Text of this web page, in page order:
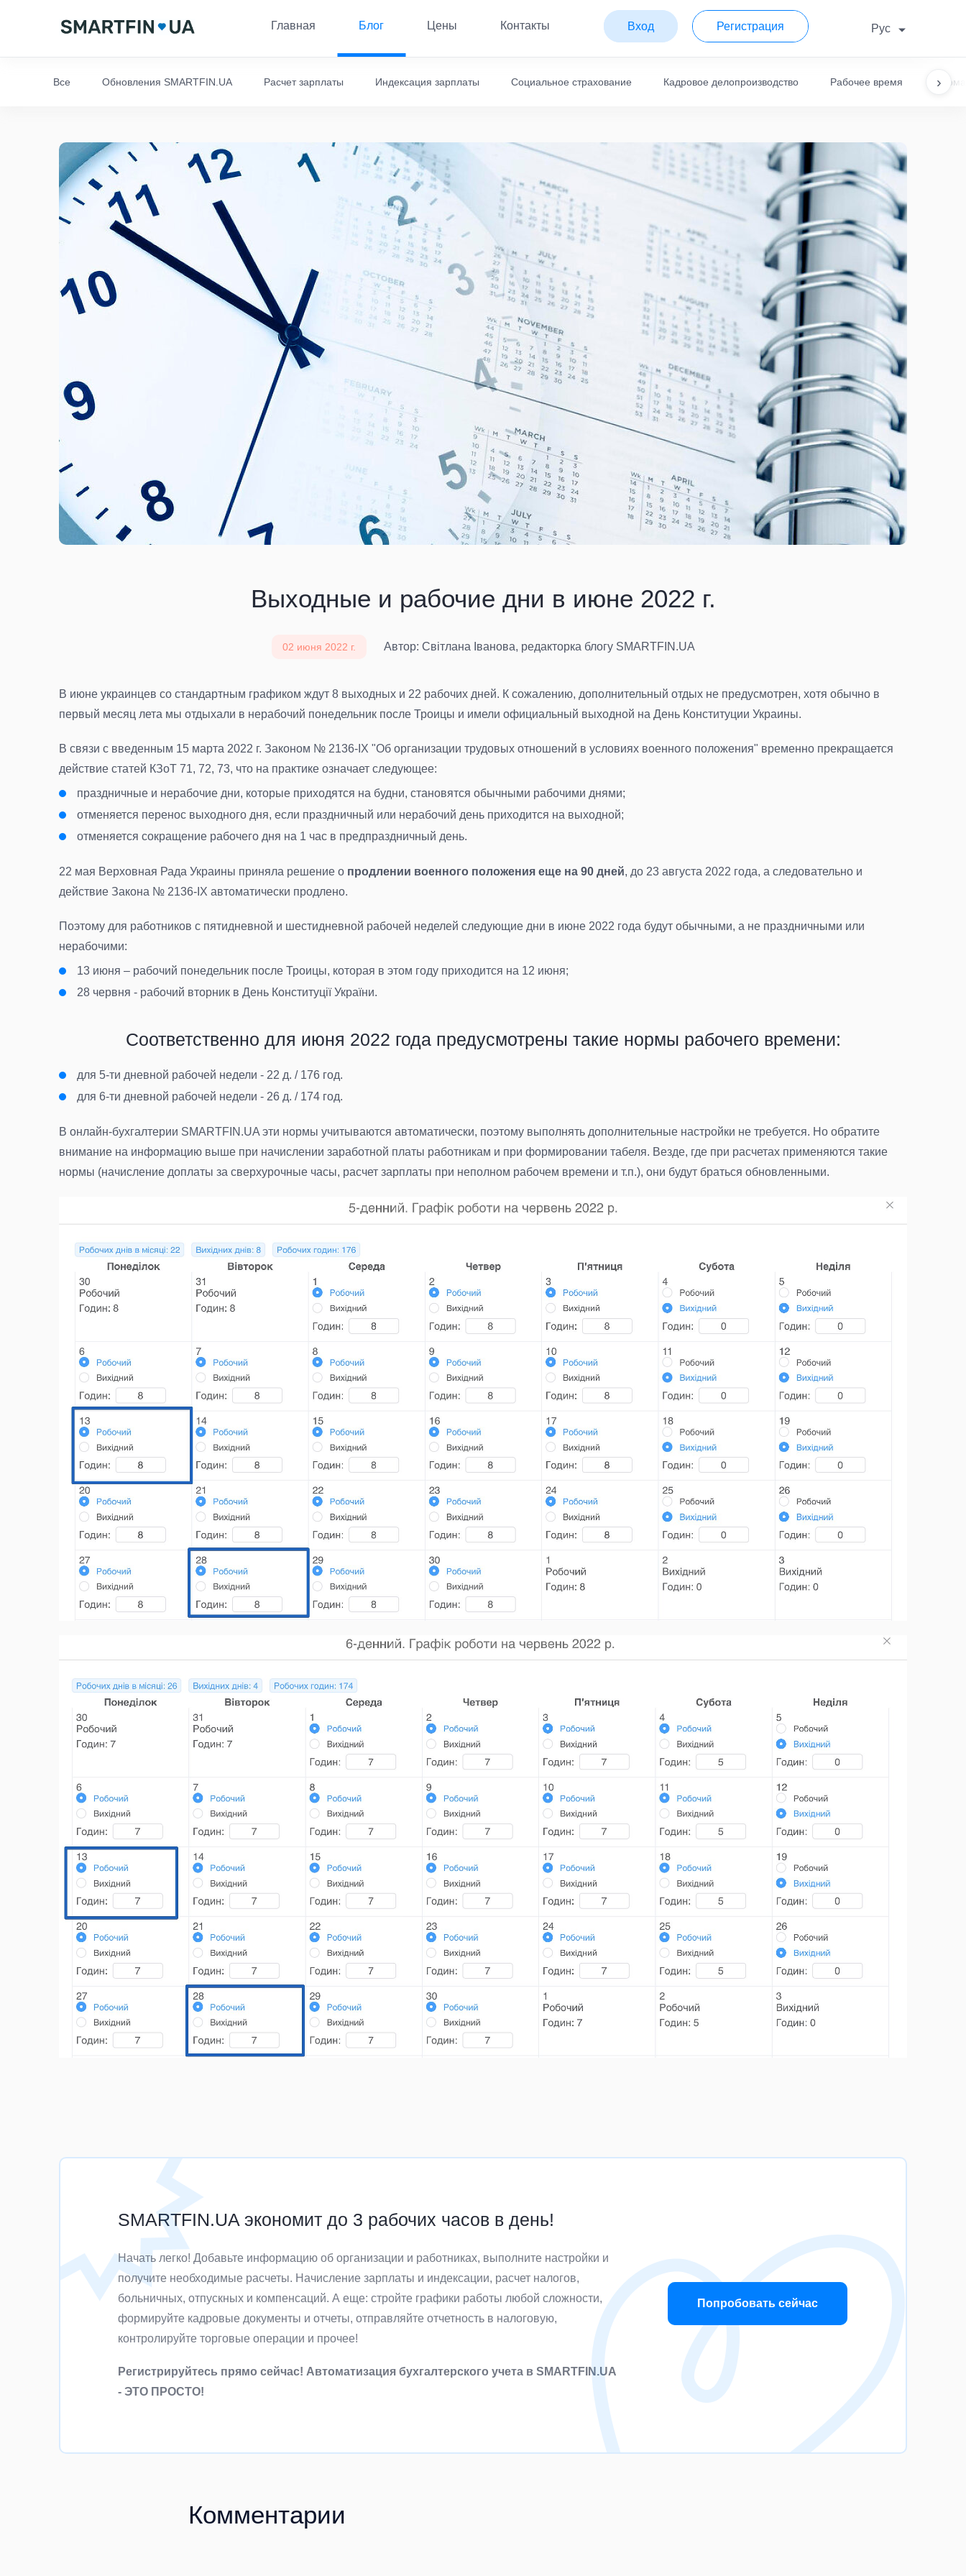
Главная Блог Цены Контакты Вход Регистрация Рус
›
Все Обновления SMARTFIN.UA Расчет зарплаты Индексация зарплаты Социальное страхование Кадровое делопроизводство Рабочее время
Выходные и рабочие дни в июне 2022 г.
02 июня 2022 г. Автор: Світлана Іванова, редакторка блогу SMARTFIN.UA
В июне украинцев со стандартным графиком ждут 8 выходных и 22 рабочих дней. К сожалению, дополнительный отдых не предусмотрен, хотя обычно в
первый месяц лета мы отдыхали в нерабочий понедельник после Троицы и имели официальный выходной на День Конституции Украины.
В связи с введенным 15 марта 2022 г. Законом № 2136-IX "Об организации трудовых отношений в условиях военного положения" временно прекращается
действие статей КЗоТ 71, 72, 73, что на практике означает следующее:
праздничные и нерабочие дни, которые приходятся на будни, становятся обычными рабочими днями;
отменяется перенос выходного дня, если праздничный или нерабочий день приходится на выходной;
отменяется сокращение рабочего дня на 1 час в предпраздничный день.
22 мая Верховная Рада Украины приняла решение о продлении военного положения еще на 90 дней, до 23 августа 2022 года, а следовательно и
действие Закона № 2136-IX автоматически продлено.
Поэтому для работников с пятидневной и шестидневной рабочей неделей следующие дни в июне 2022 года будут обычными, а не праздничными или
нерабочими:
13 июня – рабочий понедельник после Троицы, которая в этом году приходится на 12 июня;
28 червня - рабочий вторник в День Конституції України.
Соответственно для июня 2022 года предусмотрены такие нормы рабочего времени:
для 5-ти дневной рабочей недели - 22 д. / 176 год.
для 6-ти дневной рабочей недели - 26 д. / 174 год.
В онлайн-бухгалтерии SMARTFIN.UA эти нормы учитываются автоматически, поэтому выполнять дополнительные настройки не требуется. Но обратите
внимание на информацию выше при начислении заработной платы работникам и при формировании табеля. Везде, где при расчетах применяются такие
нормы (начисление доплаты за сверхурочные часы, расчет зарплаты при неполном рабочем времени и т.п.), они будут браться обновленными.
SMARTFIN.UA экономит до 3 рабочих часов в день!
Начать легко! Добавьте информацию об организации и работниках, выполните настройки и
получите необходимые расчеты. Начисление зарплаты и индексации, расчет налогов,
больничных, отпускных и компенсаций. А еще: стройте графики работы любой сложности,
формируйте кадровые документы и отчеты, отправляйте отчетность в налоговую,
контролируйте торговые операции и прочее!
Регистрируйтесь прямо сейчас! Автоматизация бухгалтерского учета в SMARTFIN.UA
- ЭТО ПРОСТО!
Попробовать сейчас
Комментарии